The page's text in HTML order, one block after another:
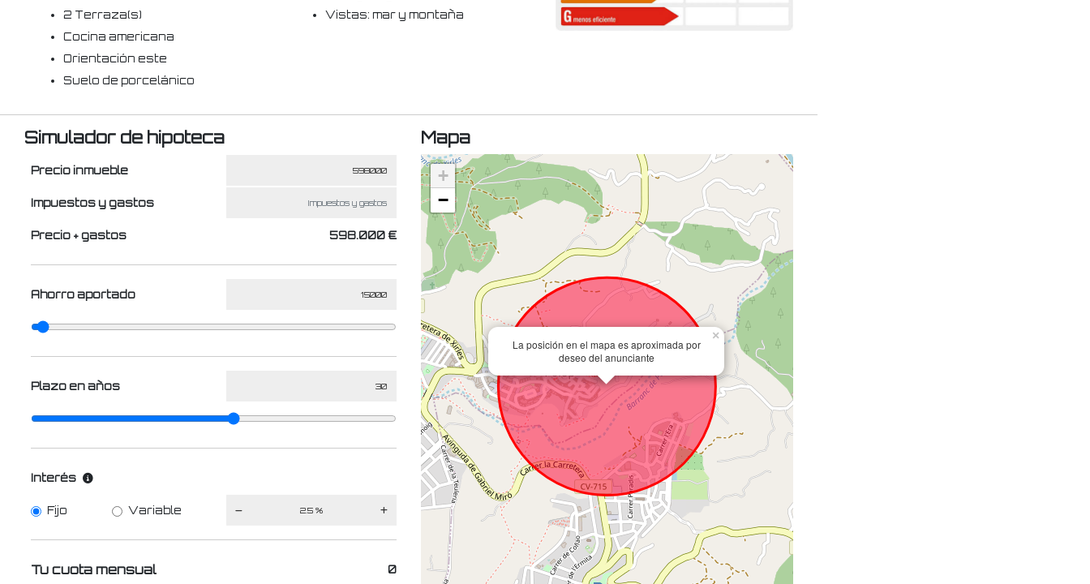
2 Terraza(s)
Cocina americana
Orientación este
Suelo de porcelánico
Vistas: mar y montaña
Simulador de hipoteca
Precio inmueble
Impuestos y gastos
Precio + gastos 598.000 €
Ahorro aportado
Plazo en años
Interés
Fijo Variable
Tu cuota mensual 0
Mapa
La posición en el mapa es aproximada por
deseo del anunciante
×
+
−